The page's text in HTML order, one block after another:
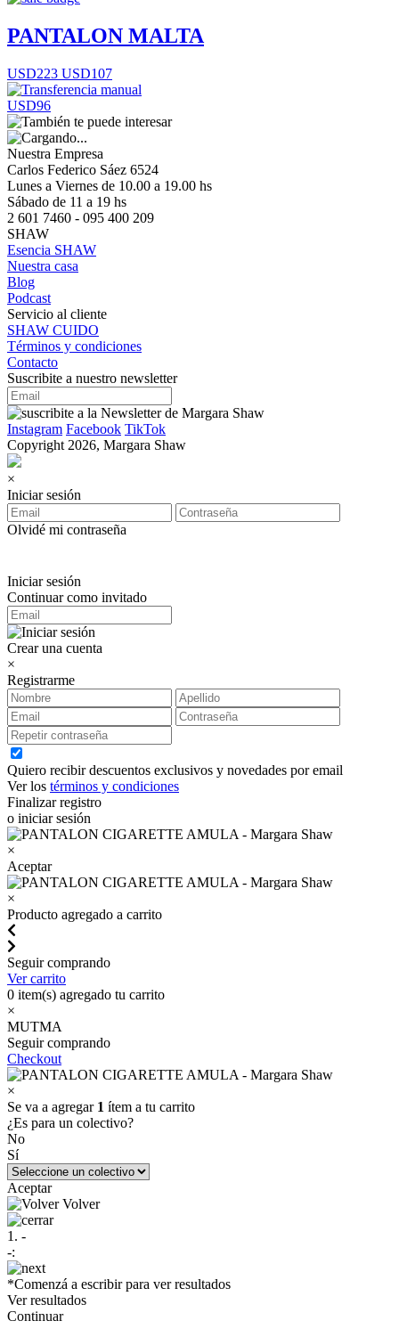
PANTALON MALTA
USD223 USD107
USD96
Nuestra Empresa
Carlos Federico Sáez 6524
Lunes a Viernes de 10.00 a 19.00 hs
Sábado de 11 a 19 hs
2 601 7460 - 095 400 209
SHAW
Esencia SHAW
Nuestra casa
Blog
Podcast
Servicio al cliente
SHAW CUIDO
Términos y condiciones
Contacto
Suscribite a nuestro newsletter
Instagram Facebook TikTok
Copyright 2026, Margara Shaw
×
Iniciar sesión
Olvidé mi contraseña
Iniciar sesión
Continuar como invitado
Crear una cuenta
×
Registrarme
Quiero recibir descuentos exclusivos y novedades por email
Ver los términos y condiciones
Finalizar registro
o iniciar sesión
×
Aceptar
×
Producto agregado a carrito
Seguir comprando
Ver carrito
0 item(s) agregado tu carrito
×
MUTMA
Seguir comprando
Checkout
×
Se va a agregar 1 ítem a tu carrito
¿Es para un colectivo?
No
Sí
Aceptar
Volver
1. -
-:
*Comenzá a escribir para ver resultados
Ver resultados
Continuar